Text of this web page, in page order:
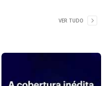
VER TUDO